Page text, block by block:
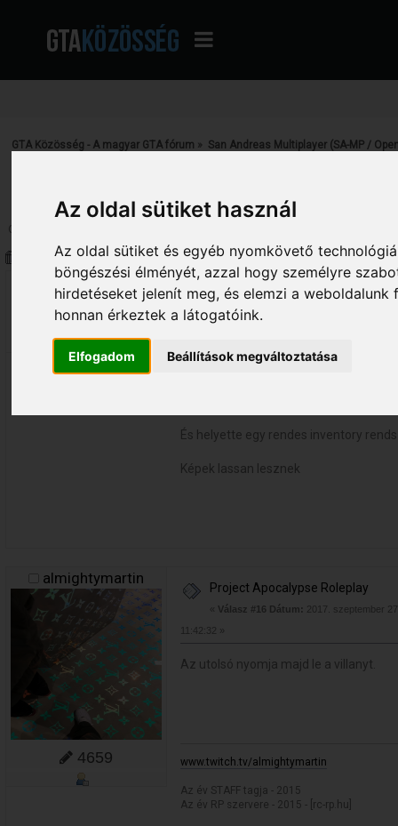
Az oldal sütiket használ
Az oldal sütiket és egyéb nyomkövető
böngészési élményét, azzal hogy személyre
hirdetéseket jelenít meg, és elemzi a
honnan érkeztek a látogatóink.
Elfogadom Beállítások megváltoztatása
GTA Közösség - A magyar GTA fórum » San Andreas Multiplayer (SA-MP /
Oldalak:
Szerző Téma: Project Apocalypse
Smookey
77
Project Apocalypse Roleplay
«Válasz #15 Dátum:
Házrendszert kivettem.Komolyan
És helyette egy rendes inventory
Képek lassan lesznek
almightymartin
4659
Project Apocalypse Roleplay
« Válasz #16 Dátum: 2017. szeptember
11:42:32 »
Az utolsó nyomja majd le a villanyt.
www.twitch.tv/almightymartin
Az év STAFF tagja - 2015
Az év RP szervere - 2015 - [rc-rp.hu]